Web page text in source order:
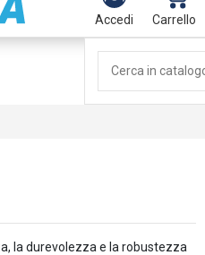
Accedi Carrello
la durevolezza e la robustezza